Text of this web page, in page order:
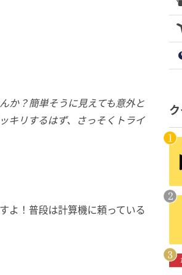
か？簡単そうに見えても意外と
キリするはず、さっそくトライ
よ！普段は計算機に頼っている